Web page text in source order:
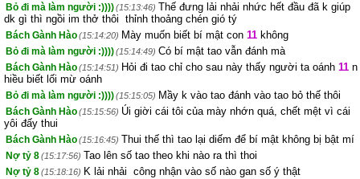
Bỏ đi mà làm người :))))(15:13:46) Thế đưng lải nhải nhức hết đầu đã k giúp
dk gì thì ngồi im thở thôi thỉnh thoảng chén gió tý
Bách Gành Hào(15:14:20) Mày muốn biết bí mật con 11 không
Bỏ đi mà làm người :))))(15:14:49) Có bí mật tao vẫn đánh mà
Bách Gành Hào(15:14:51) Hỏi đi tao chỉ cho sau này thấy người ta oánh 11 n
hiều biết lối mừ oánh
Bỏ đi mà làm người :))))(15:15:05) Mầy k vào tao đánh vào tao bỏ thế thôi
Bách Gành Hào(15:15:56) Úi giời cái tôi của mày nhớn quá, chết mệt vì cái
yôi đấy thui
Bách Gành Hào(15:16:45) Thui thế thì tao lại diếm để bí mật không bị bật mí
Nợ tỷ 8(15:17:56) Tao lên số tao theo khi nào ra thì thoi
Nợ tỷ 8(15:18:16) K lải nhải công nhận vào số nào gan số ý thật